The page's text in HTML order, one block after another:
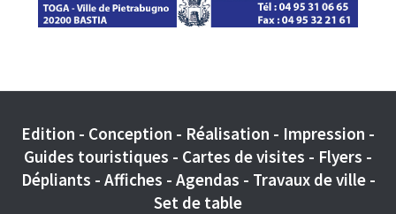
Edition - Conception - Réalisation - Impression -
Guides touristiques - Cartes de visites - Flyers -
Dépliants - Affiches - Agendas - Travaux de ville -
Set de table